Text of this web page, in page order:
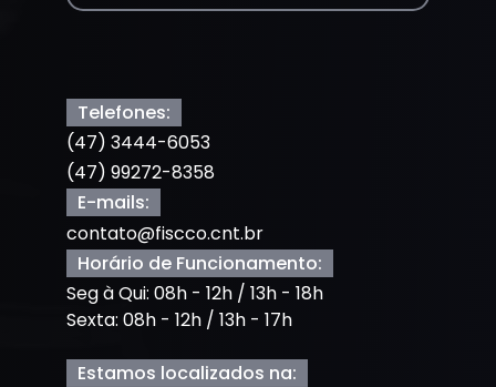
Telefones:
(47) 3444-6053
(47) 99272-8358
E-mails:
contato@fiscco.cnt.br
Horário de Funcionamento:
Seg à Qui: 08h - 12h / 13h - 18h
Sexta: 08h - 12h / 13h - 17h
Estamos localizados na: